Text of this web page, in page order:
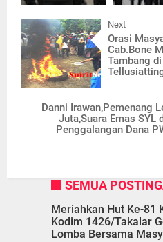
Next
Orasi
Cab.Bone
Tambang
Danni Irawan,Pemenang
Juta,Suara Emas SYL
Penggalangan Dana
SEMUA
Meriahkan Hut Ke-81
Kodim 1426/Takalar
Lomba Bersama